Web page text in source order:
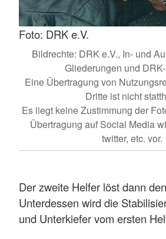
Foto: DRK e.V.
Bildrechte: DRK e.V., In- und
Gliederungen und
Eine Übertragung von
Dritte ist nicht
Es liegt keine Zustimmung der
Übertragung auf Social Media
twitter, etc. vor.
Der zweite Helfer löst dann
Unterdessen wird die
und Unterkiefer vom ersten